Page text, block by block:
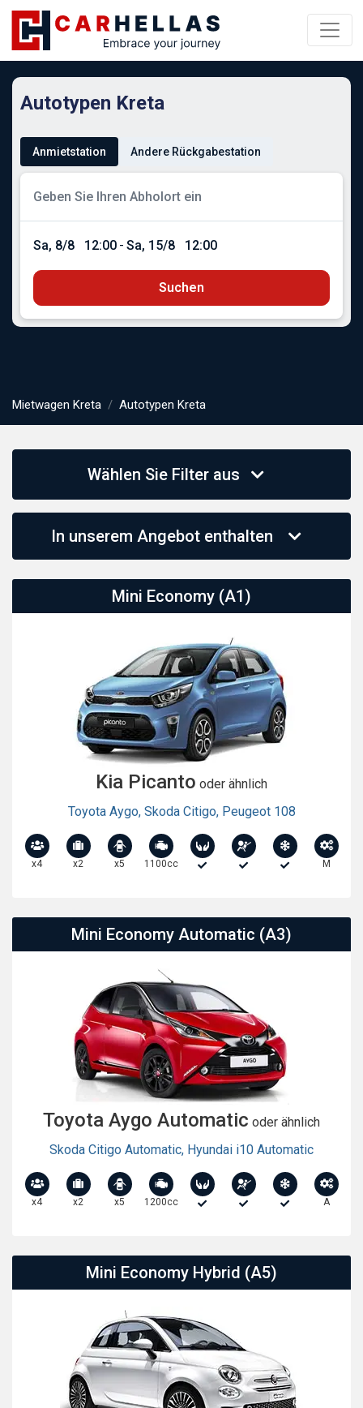
Autotypen Kreta
Anmietstation Andere Rückgabestation
Sa, 8/8 12:00 - Sa, 15/8 12:00
Suchen
Mietwagen Kreta Autotypen Kreta
Wählen Sie Filter aus
In unserem Angebot enthalten
Mini Economy (A1)
Kia Picanto oder ähnlich
Toyota Aygo, Skoda Citigo, Peugeot 108
x4 x2 x5 1100cc M
Mini Economy Automatic (A3)
Toyota Aygo Automatic oder ähnlich
Skoda Citigo Automatic, Hyundai i10 Automatic
x4 x2 x5 1200cc A
Mini Economy Hybrid (A5)